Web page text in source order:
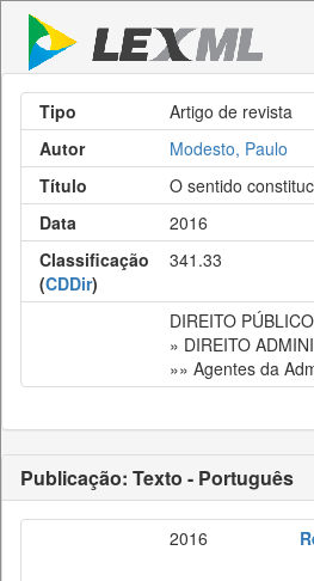
Tipo
Artigo de revista
Autor
Modesto, Paulo
Título
O sentido
Data
2016
Classificação
(CDDir)
341.33
DIREITO
» DIREITO
»» Agentes da
Publicação: Texto - Português
2016